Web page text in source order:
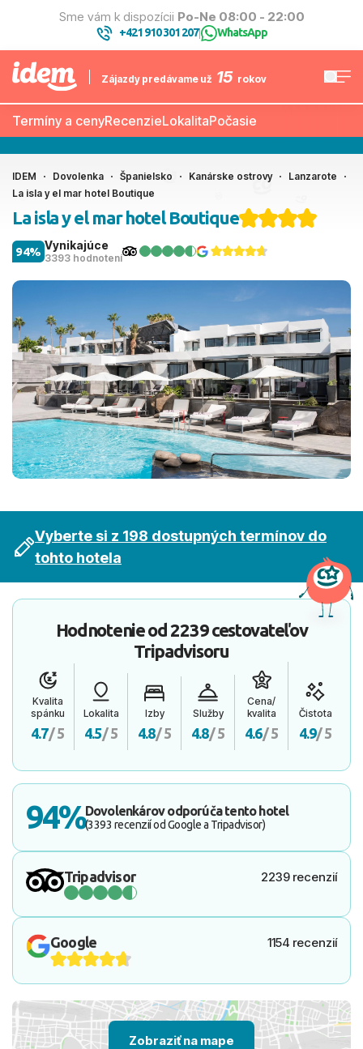
Sme vám k dispozícii Po-Ne 08:00 - 22:00
+421 910 301 207| WhatsApp
Zájazdy predávame už 15 rokov
Termíny a cenyRecenzieLokalitaPočasie
IDEM Dovolenka Španielsko Kanárske ostrovy
Lanzarote
La isla y el mar hotel Boutique
La isla y el mar hotel Boutique
Vynikajúce
3393 hodnotení
94%
Vyberte si z 198 dostupných termínov do
tohto hotela
Hodnotenie od2239 cestovateľov
Tripadvisoru
Kvalita
spánku
4.7/ 5
Lokalita
4.5/ 5
Izby
4.8/ 5
Služby
4.8/ 5
Cena/
kvalita
4.6/ 5
Čistota
4.9/ 5
94%Dovolenkárov odporúča tento hotel
(3393 recenzií od Google a Tripadvisor)
Tripadvisor 2239 recenzií
Google 1154 recenzií
Zobraziť na mape